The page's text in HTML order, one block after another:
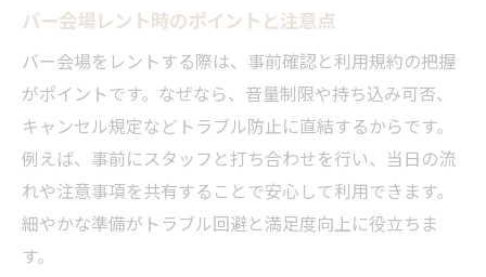
バー会場レント時のポイントと注意点
バー会場をレントする際は、事前確認と利用規約の把握
がポイントです。なぜなら、音量制限や持ち込み可否、
キャンセル規定などトラブル防止に直結するからです。
例えば、事前にスタッフと打ち合わせを行い、当日の流
れや注意事項を共有することで安心して利用できます。
細やかな準備がトラブル回避と満足度向上に役立ちま
す。